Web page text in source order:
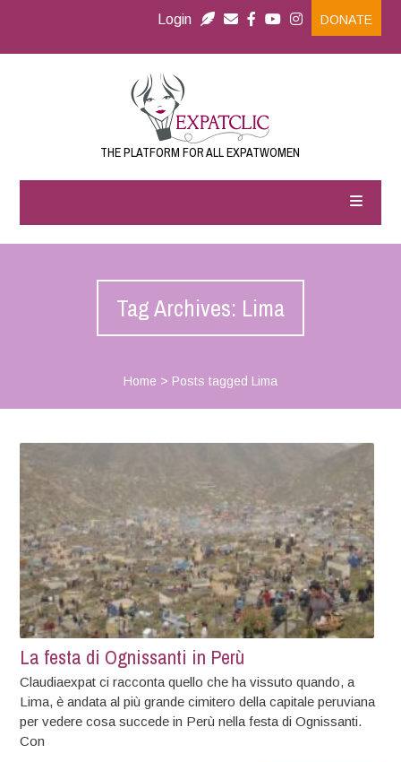
Login DONATE
THE PLATFORM FOR ALL EXPATWOMEN
Tag Archives: Lima
Home > Posts tagged Lima
La festa di Ognissanti in Perù
Claudiaexpat ci racconta quello che ha vissuto quando, a
Lima, è andata al più grande cimitero della capitale peruviana
per vedere cosa succede in Perù nella festa di Ognissanti.
Con